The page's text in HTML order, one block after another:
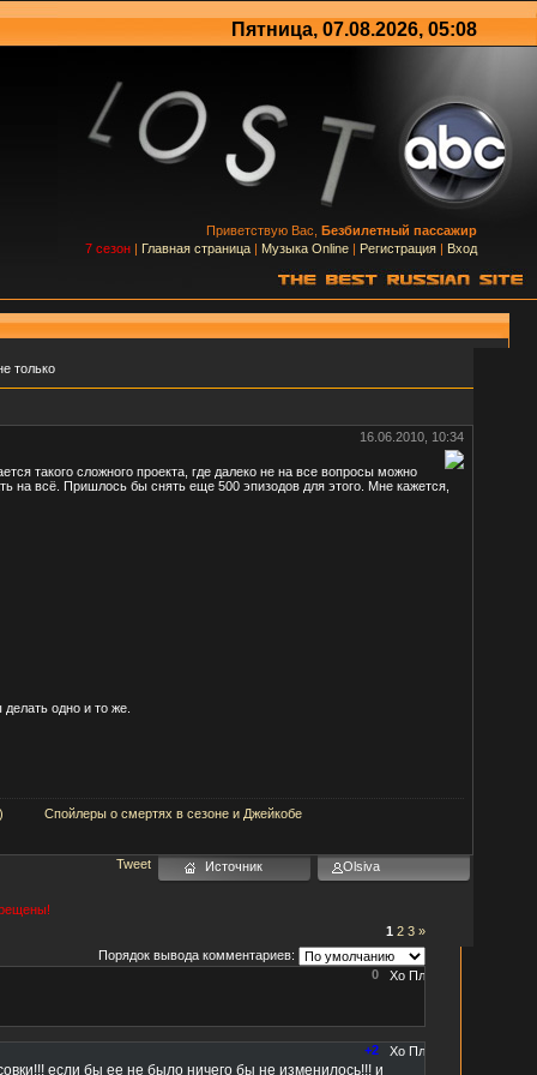
Пятница, 07.08.2026, 05:08
Приветствую Вас, Безбилетный пассажир
7 сезон | Главная страница | Музыка Online | Регистрация | Вход
только
16.06.2010, 10:34
такого сложного проекта, где далеко не на все вопросы можно
на всё. Пришлось бы снять еще 500 эпизодов для этого. Мне кажется,
одно и то же.
Спойлеры о смертях в сезоне и Джейкобе
Olsiva
Источник
Tweet
1 2 3 »
Порядок вывода комментариев:
0
+2
если бы ее не было ничего бы не изменилось!!! и